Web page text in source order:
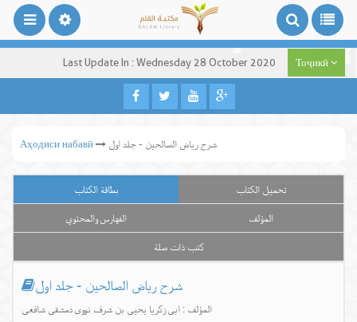
Last Update In : Wednesday 28 October 2020 Тоҷикӣ
Аҳодиси набавӣ شرح ریاض الصالحین - جلد اول
بطاقة الكتاب تحميل الكتاب
الفهارس والمحتوي المؤلف
كتب ذات صلة
شرح ریاض الصالحین - جلد اول
المؤلف : ابی زکریا یحیی بن شرف نووی دمشقی شافعی